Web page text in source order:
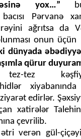
yox…”
bacısı
Pərvanə
ağrıtsa da
onun
dünyada
qürur
tez-tez
ziyarət edirlər.
xatirələr Talehin
çevrilib.
verən gül-